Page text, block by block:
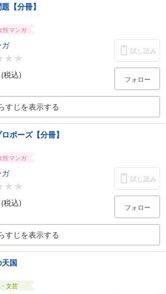
【分冊】
性マンガ
税込)
試し読み
フォロー
すじを表示する
ポーズ【分冊】
性マンガ
税込)
試し読み
フォロー
すじを表示する
国
文芸